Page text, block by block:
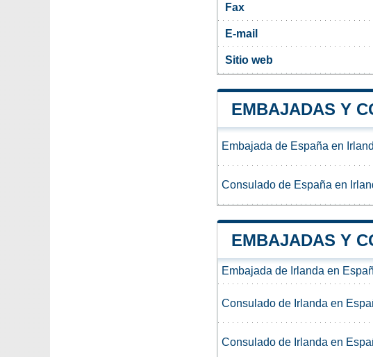
Fax
E-mail
Sitio web
EMBAJADAS Y
Embajada de España en
Consulado de España en
EMBAJADAS Y
Embajada de Irlanda en
Consulado de Irlanda en
Consulado de Irlanda en